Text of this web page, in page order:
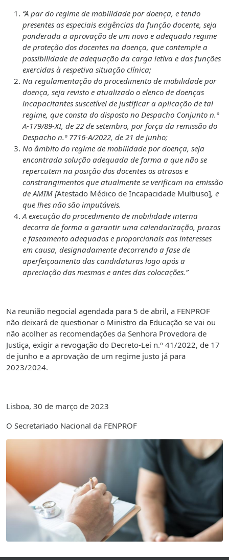
“A par do regime de mobilidade por doença, e tendo
presentes as especiais exigências da função docente, seja
ponderada a aprovação de um novo e adequado regime
de proteção dos docentes na doença, que contemple a
possibilidade de adequação da carga letiva e das funções
exercidas à respetiva situação clínica;
Na regulamentação do procedimento de mobilidade por
doença, seja revisto e atualizado o elenco de doenças
incapacitantes suscetível de justificar a aplicação de tal
regime, que consta do disposto no Despacho Conjunto n.º
A-179/89-XI, de 22 de setembro, por força da remissão do
Despacho n.º 7716-A/2022, de 21 de junho;
No âmbito do regime de mobilidade por doença, seja
encontrada solução adequada de forma a que não se
repercutem na posição dos docentes os atrasos e
constrangimentos que atualmente se verificam na emissão
de AMIM [Atestado Médico de Incapacidade Multiuso], e
que lhes não são imputáveis.
A execução do procedimento de mobilidade interna
decorra de forma a garantir uma calendarização, prazos
e faseamento adequados e proporcionais aos interesses
em causa, designadamente decorrendo a fase de
aperfeiçoamento das candidaturas logo após a
apreciação das mesmas e antes das colocações.”
Na reunião negocial agendada para 5 de abril, a FENPROF
não deixará de questionar o Ministro da Educação se vai ou
não acolher as recomendações da Senhora Provedora de
Justiça, exigir a revogação do Decreto-Lei n.º 41/2022, de 17
de junho e a aprovação de um regime justo já para
2023/2024.
Lisboa, 30 de março de 2023
O Secretariado Nacional da FENPROF